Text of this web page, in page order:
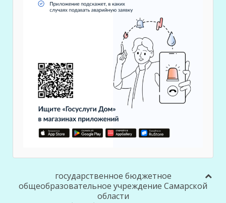
государственное бюджетное
общеобразовательное учреждение Самарской
области